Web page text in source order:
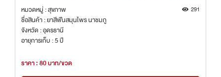
หมวดหมู่ : สุขภาพ 291
ชื่อสินค้า : ยาสีฟันสมุนไพร นาชมภู
จังหวัด : อุดรธานี
อายุการเก็บ : 5 ปี
ราคา : 80 บาท/ขวด